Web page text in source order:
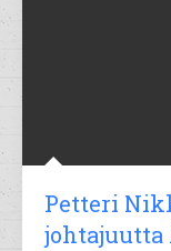
Petteri
johtajuutta